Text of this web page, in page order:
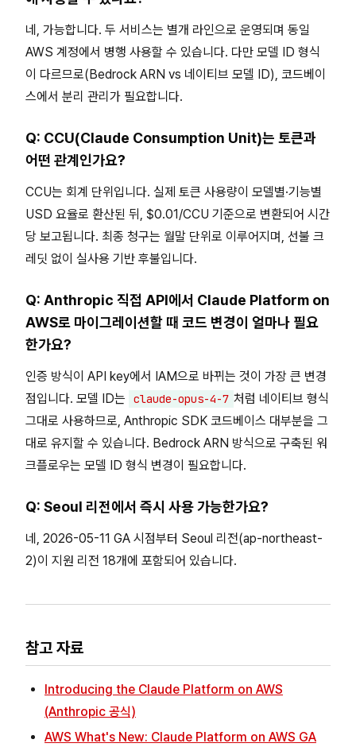
네, 가능합니다. 두 서비스는 별개 라인으로 운영되며 동일
AWS 계정에서 병행 사용할 수 있습니다. 다만 모델 ID 형식
이 다르므로(Bedrock ARN vs 네이티브 모델 ID), 코드베이
스에서 분리 관리가 필요합니다.
Q: CCU(Claude Consumption Unit)는 토큰과
어떤 관계인가요?
CCU는 회계 단위입니다. 실제 토큰 사용량이 모델별·기능별
USD 요율로 환산된 뒤, $0.01/CCU 기준으로 변환되어 시간
당 보고됩니다. 최종 청구는 월말 단위로 이루어지며, 선불 크
레딧 없이 실사용 기반 후불입니다.
Q: Anthropic 직접 API에서 Claude Platform on
AWS로 마이그레이션할 때 코드 변경이 얼마나 필요
한가요?
인증 방식이 API key에서 IAM으로 바뀌는 것이 가장 큰 변경
점입니다. 모델 ID는
claude-opus-4-7 처럼 네이티브 형식
그대로 사용하므로, Anthropic SDK 코드베이스 대부분을 그
대로 유지할 수 있습니다. Bedrock ARN 방식으로 구축된 워
크플로우는 모델 ID 형식 변경이 필요합니다.
Q: Seoul 리전에서 즉시 사용 가능한가요?
네, 2026-05-11 GA 시점부터 Seoul 리전(ap-northeast-
2)이 지원 리전 18개에 포함되어 있습니다.
참고 자료
Introducing the Claude Platform on AWS
(Anthropic 공식)
AWS What's New: Claude Platform on AWS GA